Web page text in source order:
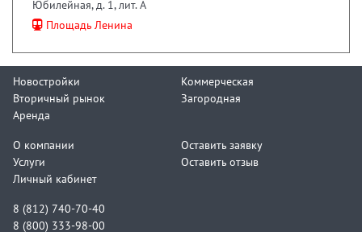
Юбилейная, д. 1, лит. А
Площадь Ленина
Новостройки
Вторичный рынок
Аренда
Коммерческая
Загородная
О компании
Услуги
Личный кабинет
Оставить заявку
Оставить отзыв
8 (812) 740-70-40
8 (800) 333-98-00